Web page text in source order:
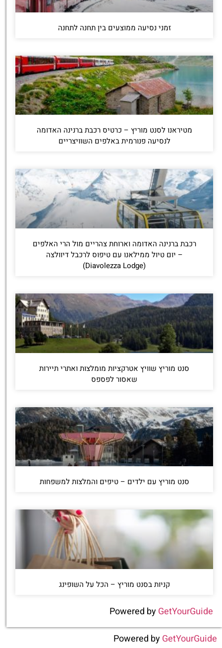
זמני נסיעה ממוצעים בין תחנה לתחנה
מטיראנו לסנט מוריץ – כרטיס רכבת ברנינה האדומה
לנסיעה פנורמית באלפים השוויצריים
רכבת ברנינה האדומה וארוחת צהריים מול הרי האלפים
– יום טיול ממילאנו עם טיפוס לרכבל דיוולצה
(Diavolezza Lodge)
סנט מוריץ שוויץ אטרקציות מומלצות ואתרי תיירות
שאסור לפספס
סנט מוריץ עם ילדים – טיפים והמלצות למשפחות
קניות בסנט מוריץ – הכל על השופינג
Powered byGetYourGuide
Powered byGetYourGuide